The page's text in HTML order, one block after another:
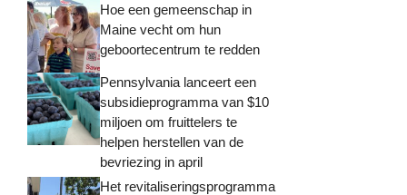
Hoe een gemeenschap in
Maine vecht om hun
geboortecentrum te redden
Pennsylvania lanceert een
subsidieprogramma van $10
miljoen om fruittelers te
helpen herstellen van de
bevriezing in april
Het revitaliseringsprogramma